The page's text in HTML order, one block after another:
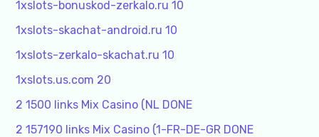
1xslots-bonuskod-zerkalo.ru 10
1xslots-skachat-android.ru 10
1xslots-zerkalo-skachat.ru 10
1xslots.us.com 20
2 1500 links Mix Casino (NL DONE
2 157190 links Mix Casino (1-FR-DE-GR DONE